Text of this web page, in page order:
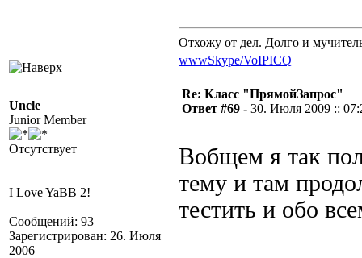
Отхожу от дел. Долго и
wwwSkype/VoIPICQ
Uncle
Junior Member
Отсутствует
I Love YaBB 2!
Сообщений: 93
Зарегистрирован: 26. Июля
2006
Re: Класс "ПрямойЗапрос"
Ответ #69 - 30. Июля 2009 ::
Вобщем я так
тему и там
тестить и обо